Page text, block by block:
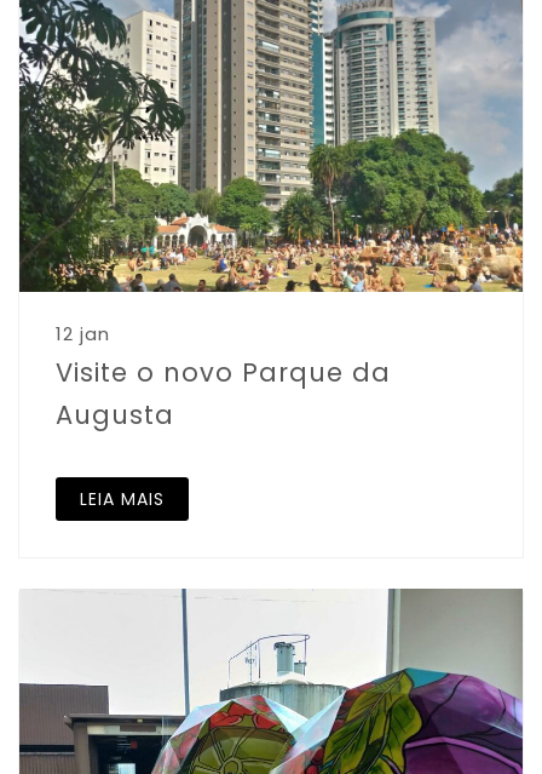
12 jan
Visite o novo Parque da
Augusta
LEIA MAIS